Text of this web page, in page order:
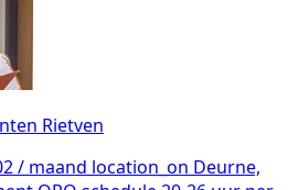
Rietven
/ maand location_on Deurne,